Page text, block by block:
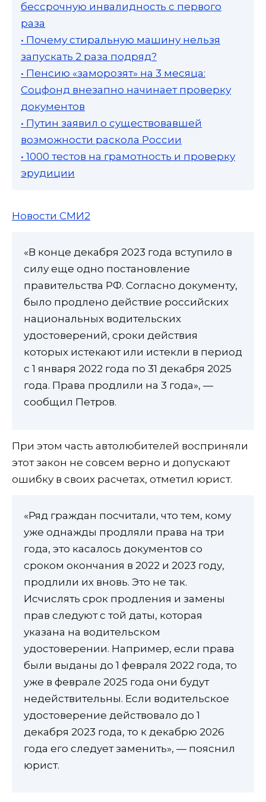
бессрочную инвалидность с первого
раза
• Почему стиральную машину нельзя
запускать 2 раза подряд?
• Пенсию «заморозят» на 3 месяца:
Соцфонд внезапно начинает проверку
документов
• Путин заявил о существовавшей
возможности раскола России
• 1000 тестов на грамотность и проверку
эрудиции
Новости СМИ2
«В конце декабря 2023 года вступило в
силу еще одно постановление
правительства РФ. Согласно документу,
было продлено действие российских
национальных водительских
удостоверений, сроки действия
которых истекают или истекли в период
с 1 января 2022 года по 31 декабря 2025
года. Права продлили на 3 года», —
сообщил Петров.
При этом часть автолюбителей восприняли
этот закон не совсем верно и допускают
ошибку в своих расчетах, отметил юрист.
«Ряд граждан посчитали, что тем, кому
уже однажды продляли права на три
года, это касалось документов со
сроком окончания в 2022 и 2023 году,
продлили их вновь. Это не так.
Исчислять срок продления и замены
прав следуют с той даты, которая
указана на водительском
удостоверении. Например, если права
были выданы до 1 февраля 2022 года, то
уже в феврале 2025 года они будут
недействительны. Если водительское
удостоверение действовало до 1
декабря 2023 года, то к декабрю 2026
года его следует заменить», — пояснил
юрист.